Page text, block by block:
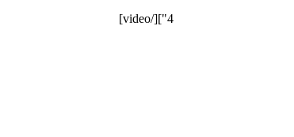
4"][/video]